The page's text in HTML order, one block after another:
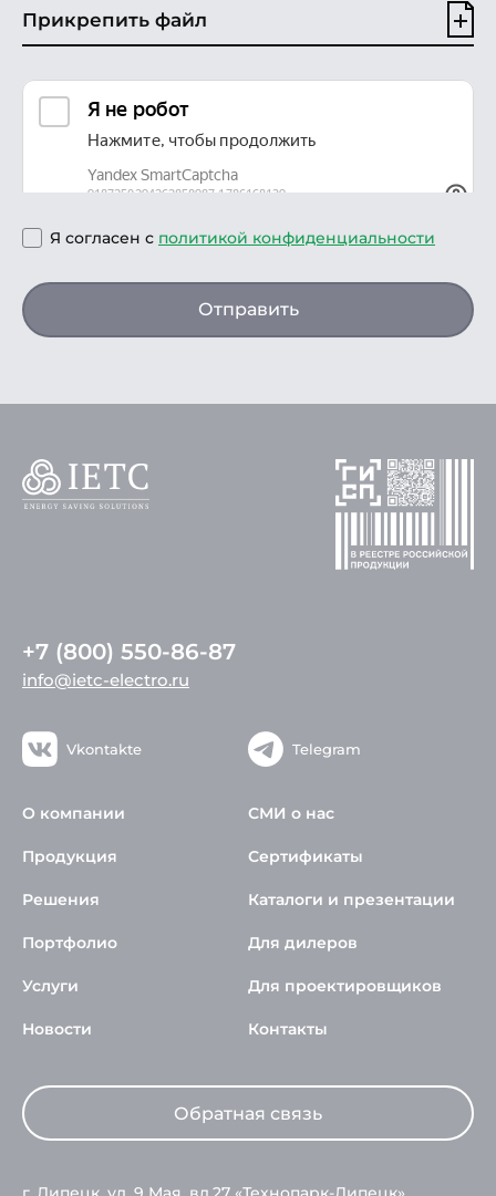
Прикрепить файл
Я согласен с политикой конфиденциальности
Отправить
+7 (800) 550-86-87
info@ietc-electro.ru
Vkontakte Telegram
О компании
Продукция
Решения
Портфолио
Услуги
Новости
СМИ о нас
Сертификаты
Каталоги и презентации
Для дилеров
Для проектировщиков
Контакты
Обратная связь